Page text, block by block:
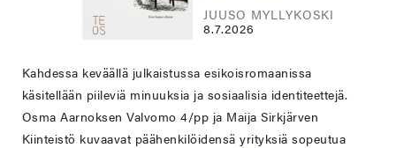
JUUSO MYLLYKOSKI
8.7.2026
Kahdessa keväällä julkaistussa esikoisromaanissa
käsitellään piileviä minuuksia ja sosiaalisia identiteettejä.
Osma Aarnoksen Valvomo 4/pp ja Maija Sirkjärven
Kiinteistö kuvaavat päähenkilöidensä yrityksiä sopeutua